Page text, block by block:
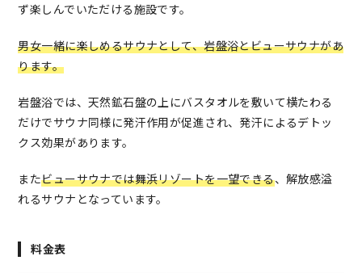
ず楽しんでいただける施設です。
男女一緒に楽しめるサウナとして、岩盤浴とビューサウナがあ
ります。
岩盤浴では、天然鉱石盤の上にバスタオルを敷いて横たわる
だけでサウナ同様に発汗作用が促進され、発汗によるデトッ
クス効果があります。
またビューサウナでは舞浜リゾートを一望できる、解放感溢
れるサウナとなっています。
料金表